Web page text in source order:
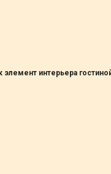
элемент интерьера